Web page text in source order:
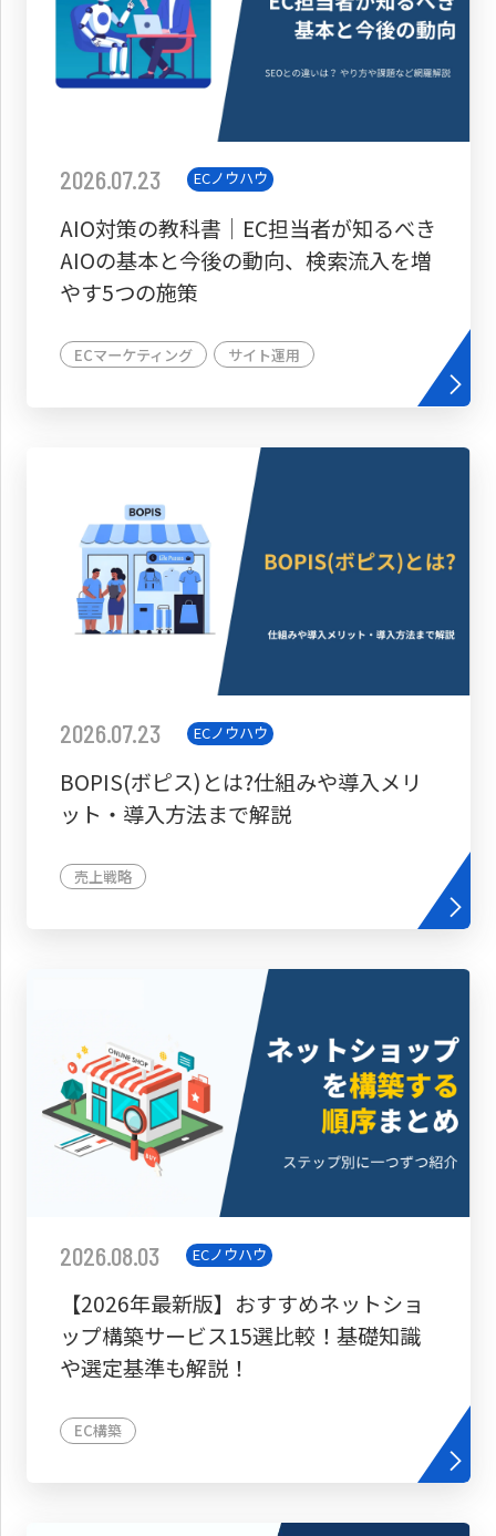
2026.07.23 ECノウハウ
AIO対策の教科書│EC担当者が知るべき
AIOの基本と今後の動向、検索流入を増
やす5つの施策
ECマーケティング サイト運用
2026.07.23 ECノウハウ
BOPIS(ボピス)とは?仕組みや導入メリ
ット・導入方法まで解説
売上戦略
2026.08.03 ECノウハウ
【2026年最新版】おすすめネットショ
ップ構築サービス15選比較！基礎知識
や選定基準も解説！
EC構築